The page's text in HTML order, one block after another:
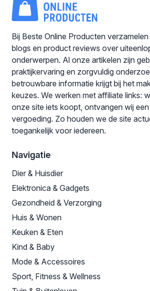
Bij Beste Online Producten
blogs en product reviews over
onderwerpen. Al onze artikelen zijn
praktijkervaring en zorgvuldig
betrouwbare informatie krijgt bij het
keuzes. We werken met affiliate links:
onze site iets koopt, ontvangen wij een
vergoeding. Zo houden we de site
toegankelijk voor iedereen.
Navigatie
Dier & Huisdier
Elektronica & Gadgets
Gezondheid & Verzorging
Huis & Wonen
Keuken & Eten
Kind & Baby
Mode & Accessoires
Sport, Fitness & Wellness